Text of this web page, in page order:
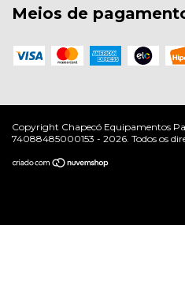
Meios de
Copyright Chapecó Equipamentos
74088485000153 - 2026. Todos os